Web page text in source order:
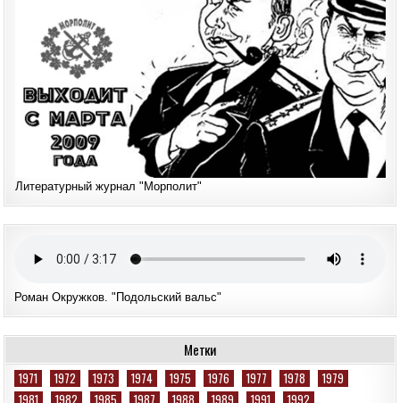
Литературный журнал "Морполит"
Роман Окружков. "Подольский вальс"
Метки
1971 1972 1973 1974 1975 1976 1977 1978
1979
1981
1982 1985 1987 1988 1989 1991 1992